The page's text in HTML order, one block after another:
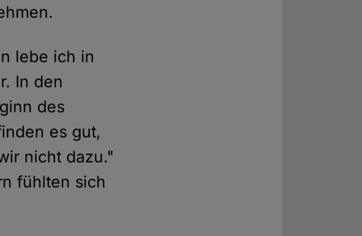
lebe ich in
In den
des
es gut,
nicht dazu."
fühlten sich